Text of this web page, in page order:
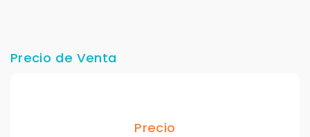
Precio de Venta
Precio